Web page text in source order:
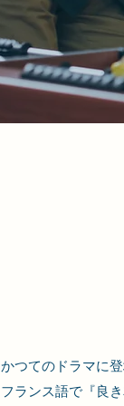
かつてのドラマに
フランス語で『良